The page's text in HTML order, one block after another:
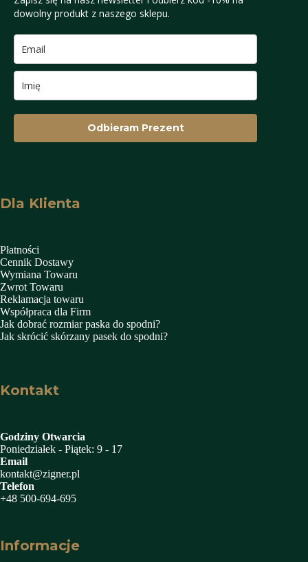
dowolny produkt z naszego sklepu.
Odbieram Prezent
Dla Klienta
Płatności
Cennik Dostawy
Wymiana Towaru
Zwrot Towaru
Reklamacja towaru
Współpraca dla Firm
Jak dobrać rozmiar paska do spodni?
Jak skrócić skórzany pasek do spodni?
Kontakt
Godziny Otwarcia
Poniedziałek - Piątek: 9 - 17
Email
kontakt@zigner.pl
Telefon
+48 500-694-695
Informacje